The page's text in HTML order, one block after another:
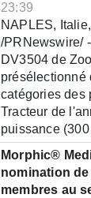
23:39
NAPLES,
/PRNewswire/
DV3504 de
présélectionné
catégories des
Tracteur de
puissance
Morphic®
nomination
membres au